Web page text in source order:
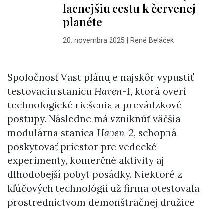
lacnejšiu cestu k červenej
planéte
20. novembra 2025| René Beláček
Spoločnosť Vast plánuje najskôr vypustiť
testovaciu stanicu Haven-1, ktorá overí
technologické riešenia a prevádzkové
postupy. Následne má vzniknúť väčšia
modulárna stanica Haven-2, schopná
poskytovať priestor pre vedecké
experimenty, komerčné aktivity aj
dlhodobejší pobyt posádky. Niektoré z
kľúčových technológií už firma otestovala
prostredníctvom demonštračnej družice